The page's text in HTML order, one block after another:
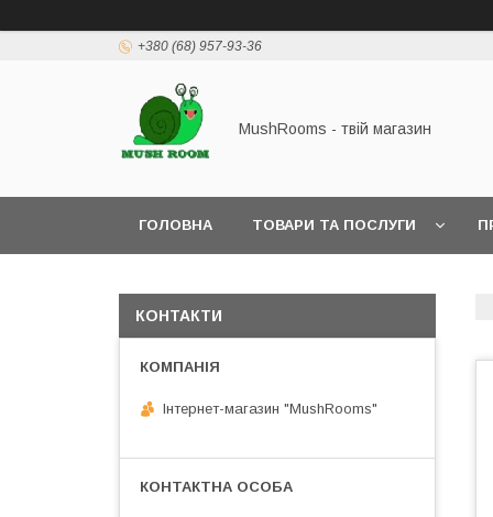
+380 (68) 957-93-36
MushRooms - твій магазин
ГОЛОВНА ТОВАРИ ТА ПОСЛУГИ
КОНТАКТИ
Інтернет-магазин "MushRooms"